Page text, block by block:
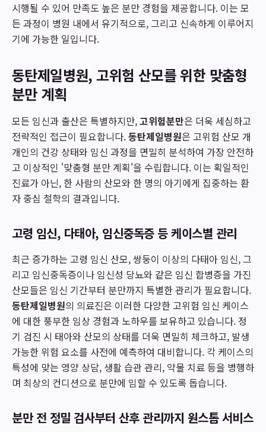
시행될 수 있어 만족도 높은 분만 경험을 제공합니다. 이는 모
든 과정이 병원 내에서 유기적으로, 그리고 신속하게 이루어지
기에 가능한 일입니다.
동탄제일병원, 고위험 산모를 위한 맞춤형
분만 계획
모든 임신과 출산은 특별하지만,고위험분만은 더욱 세심하고
전략적인 접근이 필요합니다.동탄제일병원은 고위험 산모 개
개인의 건강 상태와 임신 과정을 면밀히 분석하여 가장 안전하
고 이상적인 '맞춤형 분만 계획'을 수립합니다. 이는 획일적인
진료가 아닌, 한 사람의 산모와 한 명의 아기에게 집중하는 환
자 중심 철학의 결과입니다.
고령 임신, 다태아, 임신중독증 등 케이스별 관리
최근 증가하는 고령 임신 산모, 쌍둥이 이상의 다태아 임신, 그
리고 임신중독증이나 임신성 당뇨와 같은 임신 합병증을 가진
산모들은 임신 기간부터 분만까지 특별한 관리가 필요합니다.
동탄제일병원의 의료진은 이러한 다양한 고위험 임신 케이스
에 대한 풍부한 임상 경험과 노하우를 보유하고 있습니다. 정
기 검진 시 태아와 산모의 상태를 더욱 면밀히 체크하고, 발생
가능한 위험 요소를 사전에 예측하여 대비합니다. 각 케이스의
특성에 맞는 영양 상담, 생활 습관 관리, 약물 치료 등을 병행하
며 최상의 컨디션으로 분만에 임할 수 있도록 돕습니다.
분만 전 정밀 검사부터 산후 관리까지 원스톱 서비스